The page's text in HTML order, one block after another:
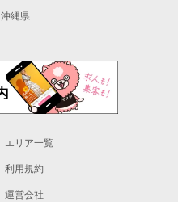
沖縄県
エリア一覧
利用規約
運営会社